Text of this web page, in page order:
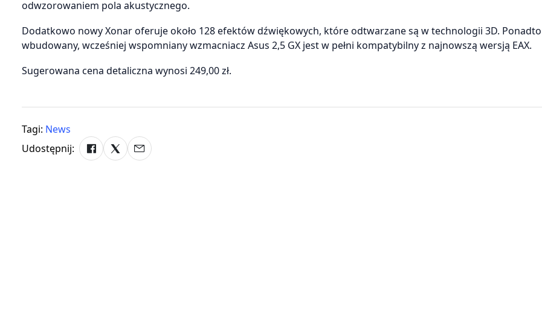
odwzorowaniem pola akustycznego.
Dodatkowo nowy Xonar oferuje około 128 efektów dźwiękowych, które odtwarzane są w technologii 3D. Ponadto
wbudowany, wcześniej wspomniany wzmacniacz Asus 2,5 GX jest w pełni kompatybilny z najnowszą wersją EAX.
Sugerowana cena detaliczna wynosi 249,00 zł.
Tagi: News
Udostępnij: